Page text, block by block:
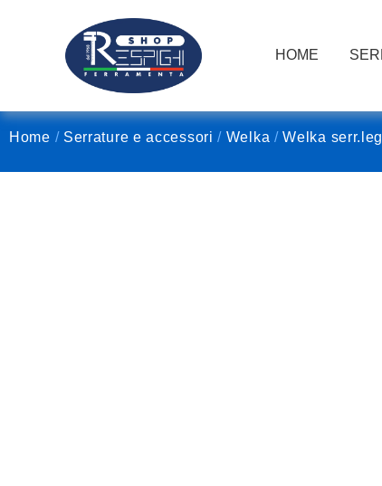
HOME
Home / Serrature e accessori / Welka /Welka